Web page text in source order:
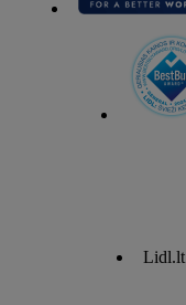
Lidl.lt